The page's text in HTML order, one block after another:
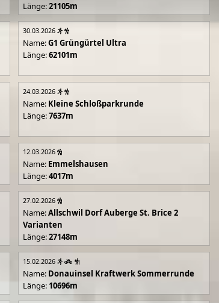
Länge:21105m
30.03.2026
Name:G1 Grüngürtel Ultra
Länge:62101m
24.03.2026
Name: Kleine Schloßparkrunde
Länge:7637m
12.03.2026
Name: Emmelshausen
Länge:4017m
27.02.2026
Name:Allschwil Dorf Auberge St. Brice 2
Varianten
Länge:27148m
15.02.2026
Name: Donauinsel Kraftwerk Sommerrunde
Länge: 10696m